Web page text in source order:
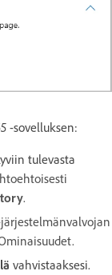
-sovelluksen:
tulevasta
.
vahvistaaksesi.